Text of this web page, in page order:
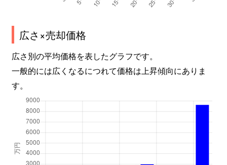
広さ×売却価格
広さ別の平均価格を表したグラフです。
一般的には広くなるにつれて価格は上昇傾向にありま
す。